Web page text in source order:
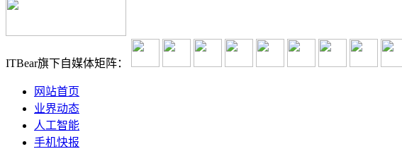
ITBear旗下自媒体矩阵：
网站首页
业界动态
人工智能
手机快报